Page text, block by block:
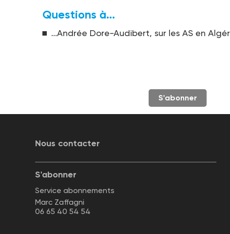
Questions à...
...Andrée Dore-Audibert, sur les AS en
S'abonner
Nous contacter
S'abonner
Service abonnements
Marc Zaffagni
06 65 40 54 54